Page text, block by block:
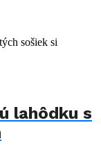
sošiek si
lahôdku s